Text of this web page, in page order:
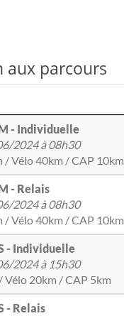
aux parcours
- Individuelle
2024 à 08h30
/ Vélo 40km / CAP 10km
- Relais
2024 à 08h30
/ Vélo 40km / CAP 10km
- Individuelle
2024 à 15h30
Vélo 20km / CAP 5km
- Relais